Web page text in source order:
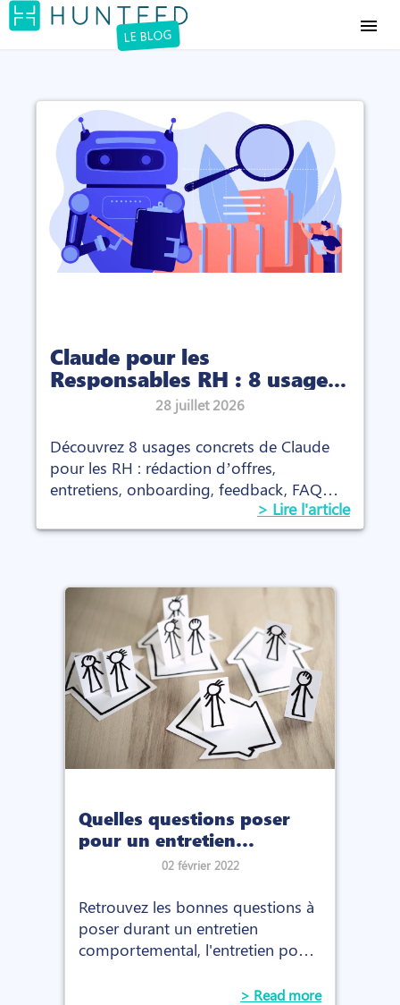
LE BLOG menu
Claude pour les
Responsables RH : 8 usages
concrets (avec les prompts)
28 juillet 2026
Découvrez 8 usages concrets de Claude
pour les RH : rédaction d’offres,
entretiens, onboarding, feedback, FAQ
interne et prompts prêts à l’emploi.> Lire l'article
Quelles questions poser
pour un entretien
comportemental ?
02 février 2022
Retrouvez les bonnes questions à
poser durant un entretien
comportemental, l'entretien pour
> Read more